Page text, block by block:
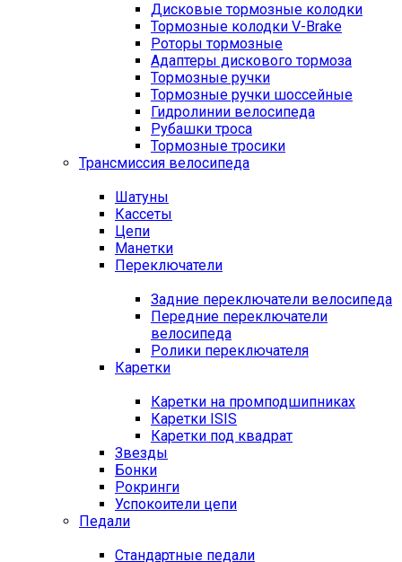
Дисковые тормозные колодки
Тормозные колодки V-Brake
Роторы тормозные
Адаптеры дискового тормоза
Тормозные ручки
Тормозные ручки шоссейные
Гидролинии велосипеда
Рубашки троса
Тормозные тросики
Трансмиссия велосипеда
Шатуны
Кассеты
Цепи
Манетки
Переключатели
Задние переключатели велосипеда
Передние переключатели
велосипеда
Ролики переключателя
Каретки
Каретки на промподшипниках
Каретки ISIS
Каретки под квадрат
Звезды
Бонки
Рокринги
Успокоители цепи
Педали
Стандартные педали